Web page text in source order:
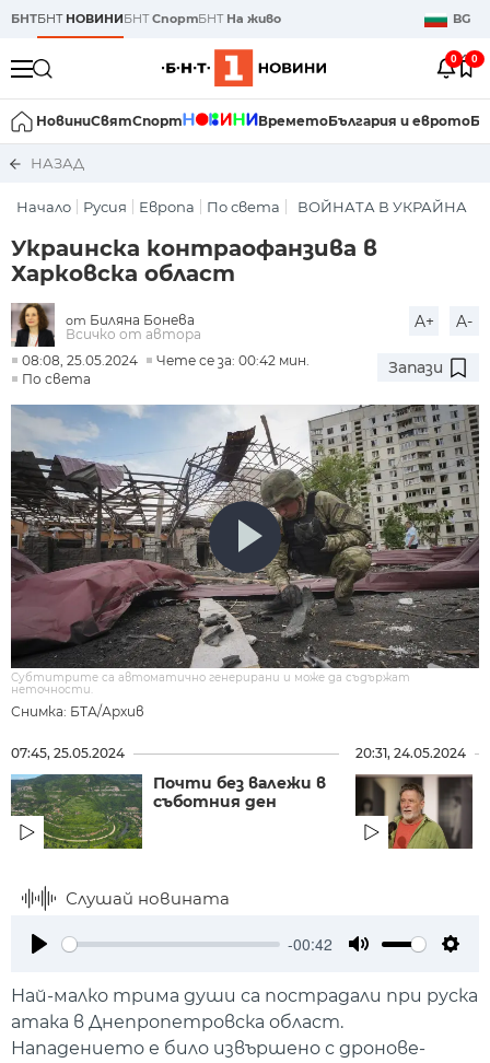
БНТБНТ НОВИНИБНТСпортБНТ На живо BG
0 0
НовиниСвятСпорт ВреметоБългария и еврото
НАЗАД
Начало Русия Европа По света ВОЙНАТА В УКРАЙНА
Украинска контраофанзива в
Харковска област
от Биляна Бонева
Всичко от автора
A+ A-
08:08, 25.05.2024
Чете се за: 00:42 мин.
По света
Запази
Снимка: БТА/Архив
Субтитрите са автоматично генерирани и може да съдържат
неточности.
07:45, 25.05.2024
Почти без валежи в
съботния ден
20:31, 24.05.2024
Слушай новината
-00:42
Най-малко трима души са пострадали при руска
атака в Днепропетровска област.
Нападението е било извършено с дронове-